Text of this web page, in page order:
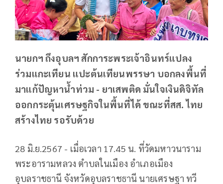
นายกฯ ถึงอุบลฯ สักการะพระเจ้าอินทร์แปลง
ร่วมแกะเทียน แปะต้นเทียนพรรษา บอกลงพื้นที่
มาแก้ปัญหาน้ำท่วม - ยาเสพติด มั่นใจเงินดิจิทัล
ออกกระตุ้นเศรษฐกิจในพื้นที่ได้ ขณะที่สส. ไทย
สร้างไทย รอรับด้วย
28 มิ.ย.2567 - เมื่อเวลา 17.45 น. ที่วัดมหาวนาราม
พระอารามหลวง ตำบลในเมือง อำเภอเมือง
อุบลราชธานี จังหวัดอุบลราชธานี นายเศรษฐา ทวี